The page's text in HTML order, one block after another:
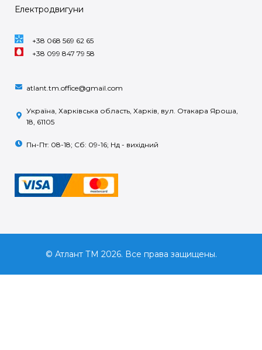
Електродвигуни
+38 068 569 62 65
+38 099 847 79 58
atlant.tm.office@gmail.com
Україна, Харківська область, Харків, вул. Отакара Яроша,
18, 61105
Пн-Пт: 08-18; Сб: 09-16; Нд - вихідний
© Атлант ТМ 2026. Все права защищены.